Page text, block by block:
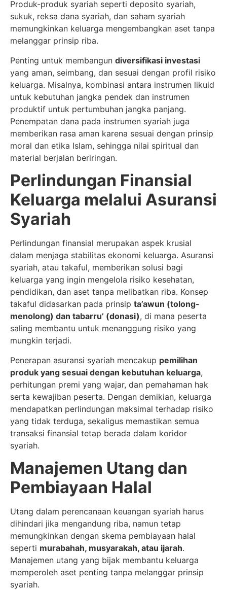
Produk-produk syariah seperti deposito syariah,
sukuk, reksa dana syariah, dan saham syariah
memungkinkan keluarga mengembangkan aset tanpa
melanggar prinsip riba.
Penting untuk membangun diversifikasi investasi
yang aman, seimbang, dan sesuai dengan profil risiko
keluarga. Misalnya, kombinasi antara instrumen likuid
untuk kebutuhan jangka pendek dan instrumen
produktif untuk pertumbuhan jangka panjang.
Penempatan dana pada instrumen syariah juga
memberikan rasa aman karena sesuai dengan prinsip
moral dan etika Islam, sehingga nilai spiritual dan
material berjalan beriringan.
Perlindungan Finansial
Keluarga melalui Asuransi
Syariah
Perlindungan finansial merupakan aspek krusial
dalam menjaga stabilitas ekonomi keluarga. Asuransi
syariah, atau takaful, memberikan solusi bagi
keluarga yang ingin mengelola risiko kesehatan,
pendidikan, dan aset tanpa melibatkan riba. Konsep
takaful didasarkan pada prinsip ta’awun (tolong-
menolong) dan tabarru’ (donasi), di mana peserta
saling membantu untuk menanggung risiko yang
mungkin terjadi.
Penerapan asuransi syariah mencakup pemilihan
produk yang sesuai dengan kebutuhan keluarga,
perhitungan premi yang wajar, dan pemahaman hak
serta kewajiban peserta. Dengan demikian, keluarga
mendapatkan perlindungan maksimal terhadap risiko
yang tidak terduga, sekaligus memastikan semua
transaksi finansial tetap berada dalam koridor
syariah.
Manajemen Utang dan
Pembiayaan Halal
Utang dalam perencanaan keuangan syariah harus
dihindari jika mengandung riba, namun tetap
memungkinkan dengan skema pembiayaan halal
seperti murabahah, musyarakah, atau ijarah.
Manajemen utang yang bijak membantu keluarga
memperoleh aset penting tanpa melanggar prinsip
syariah.